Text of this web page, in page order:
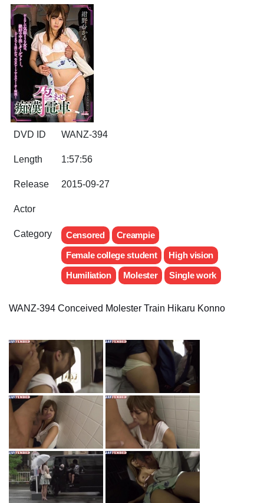
DVD ID WANZ-394
Length 1:57:56
Release 2015-09-27
Actor
Category Censored
Creampie
Female college student
High vision
Humiliation
Molester Single work
WANZ-394 Conceived Molester Train Hikaru Konno